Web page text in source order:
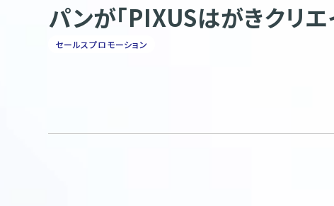
パンが「PIXUSはがきクリ
セールスプロモーション